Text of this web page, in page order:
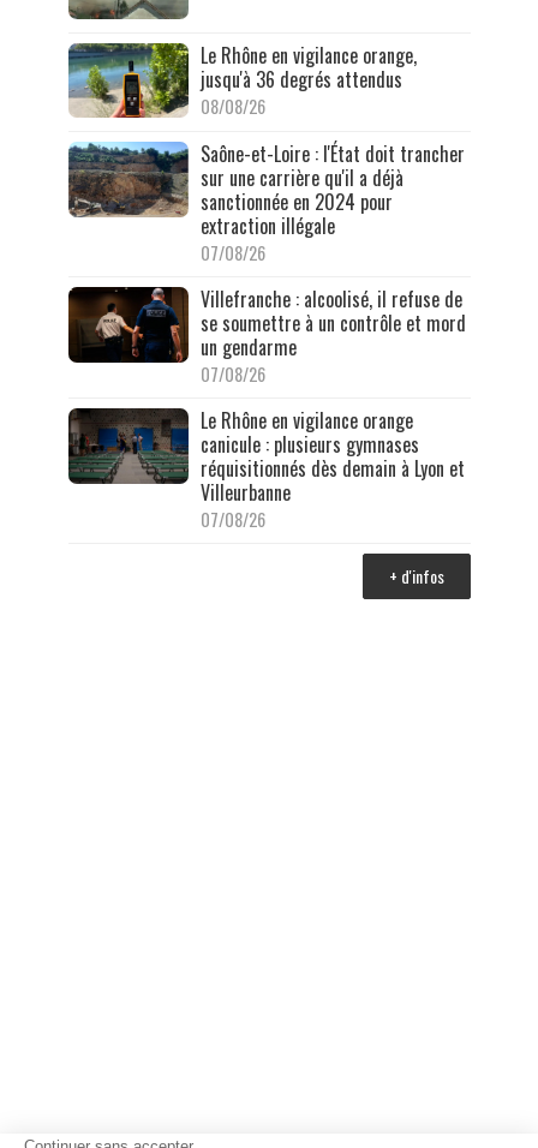
Le Rhône en vigilance orange,
jusqu'à 36 degrés attendus
08/08/26
Saône-et-Loire : l'État doit trancher
sur une carrière qu'il a déjà
sanctionnée en 2024 pour
extraction illégale
07/08/26
Villefranche : alcoolisé, il refuse de
se soumettre à un contrôle et mord
un gendarme
07/08/26
Le Rhône en vigilance orange
canicule : plusieurs gymnases
réquisitionnés dès demain à Lyon et
Villeurbanne
07/08/26
+ d'infos